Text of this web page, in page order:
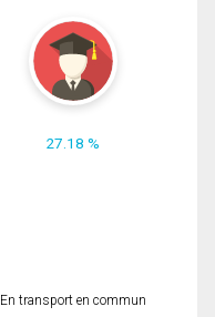
27.18 %
En transport en commun